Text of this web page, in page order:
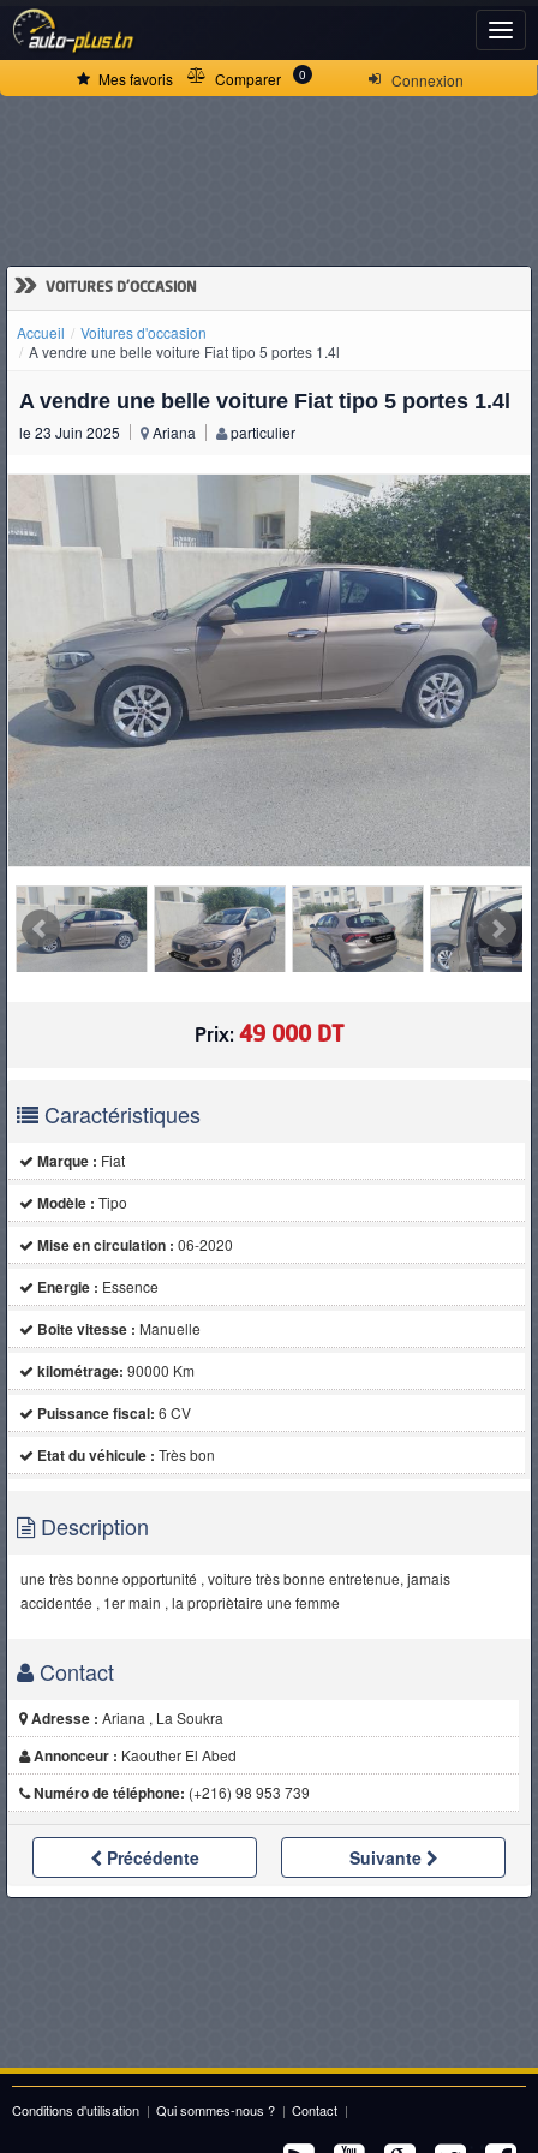
Connexion
Mes favoris Comparer 0
» VOITURES D'OCCASION
Accueil
Voitures d'occasion
A vendre une belle voiture Fiat tipo 5 portes 1.4l
A vendre une belle voiture Fiat tipo 5 portes 1.4l
le 23 Juin 2025 Ariana particulier
Prix: 49 000 DT
Caractéristiques
Marque : Fiat
Modèle : Tipo
Mise en circulation : 06-2020
Energie : Essence
Boite vitesse : Manuelle
kilométrage: 90000 Km
Puissance fiscal: 6 CV
Etat du véhicule : Très bon
Description
une très bonne opportunité , voiture très bonne entretenue, jamais
accidentée , 1er main , la propriètaire une femme
Contact
Adresse : Ariana , La Soukra
Annonceur : Kaouther El Abed
Numéro de téléphone: (+216) 98 953 739
Précédente Suivante
Conditions d'utilisation | Qui sommes-nous ? | Contact |
ACCUEIL
VOITURES
D'OCCASION
CAMIONS